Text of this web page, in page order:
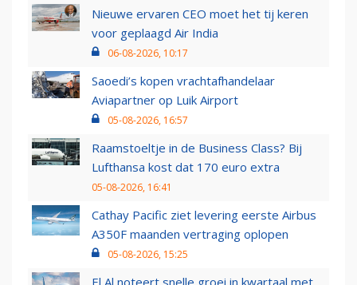
Nieuwe ervaren CEO moet het tij keren
voor geplaagd Air India
06-08-2026, 10:17
Saoedi’s kopen vrachtafhandelaar
Aviapartner op Luik Airport
05-08-2026, 16:57
Raamstoeltje in de Business Class? Bij
Lufthansa kost dat 170 euro extra
05-08-2026, 16:41
Cathay Pacific ziet levering eerste Airbus
A350F maanden vertraging oplopen
05-08-2026, 15:25